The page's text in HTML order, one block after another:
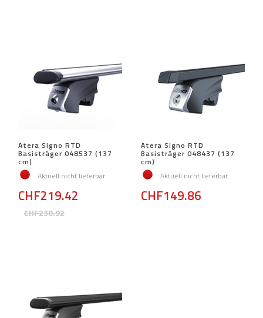
Atera Signo RTD
Basisträger 048537 (137
cm)
Aktuell nicht lieferbar
CHF230.92
CHF219.42
Atera Signo RTD
Basisträger 048437 (137
cm)
Aktuell nicht lieferbar
CHF149.86